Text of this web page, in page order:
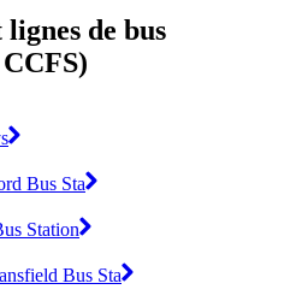
de bus
Bus Sta
Station
Bus Sta